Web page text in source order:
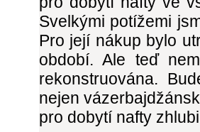
Svelkými potížemi
Pro její nákup bylo
období. Ale teď
rekonstruována.
nejen
pro dobytí nafty